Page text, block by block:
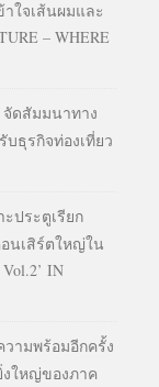
ใจเส้นผมและ
– WHERE
ดสัมมนาทาง
ธุรกิจท่องเที่ยว
ะประตูเรียก
นเสิร์ตใหญ่ใน
IN
ามพร้อมอีกครั้ง
งใหญ่ของภาค